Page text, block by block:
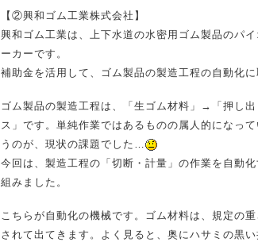
【②興和ゴム工業株式会社】
興和ゴム工業は、上下水道の水密用ゴム製品のパ
ーカーです。
補助金を活用して、ゴム製品の製造工程の自動化に
ゴム製品の製造工程は、「生ゴム材料」→「押し
ス」です。単純作業ではあるものの属人的になっ
うのが、現状の課題でした…
今回は、製造工程の「切断・計量」の作業を自動
組みました。
こちらが自動化の機械です。ゴム材料は、規定の
されて出てきます。よく見ると、奥にハサミの黒